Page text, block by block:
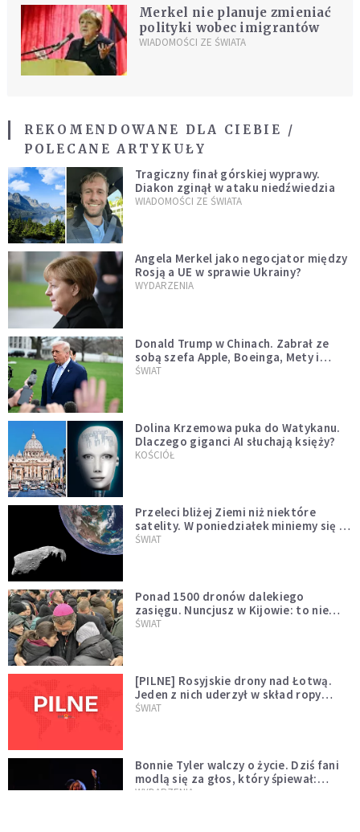
Merkel nie planuje zmieniać
polityki wobec imigrantów
WIADOMOŚCI ZE ŚWIATA
REKOMENDOWANE DLA CIEBIE /
POLECANE ARTYKUŁY
Tragiczny finał górskiej wyprawy.
Diakon zginął w ataku niedźwiedzia
WIADOMOŚCI ZE ŚWIATA
Angela Merkel jako negocjator między
Rosją a UE w sprawie Ukrainy?
WYDARZENIA
Donald Trump w Chinach. Zabrał ze
sobą szefa Apple, Boeinga, Mety i
Muska
ŚWIAT
Dolina Krzemowa puka do Watykanu.
Dlaczego giganci AI słuchają księży?
KOŚCIÓŁ
Przeleci bliżej Ziemi niż niektóre
satelity. W poniedziałek miniemy się z
asteroidą, która poprzedzi znacznie
ŚWIAT
Ponad 1500 dronów dalekiego
zasięgu. Nuncjusz w Kijowie: to nie
wygląda na wolę zakończenia wojny
ŚWIAT
[PILNE] Rosyjskie drony nad Łotwą.
Jeden z nich uderzył w skład ropy
naftowej
ŚWIAT
Bonnie Tyler walczy o życie. Dziś fani
modlą się za głos, który śpiewał:
"Lord, help me"
WYDARZENIA